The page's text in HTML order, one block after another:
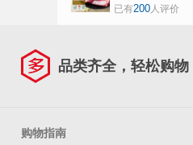
羊小排羊排切块羔
已有200人评价
品类齐全，轻松购物
购物指南